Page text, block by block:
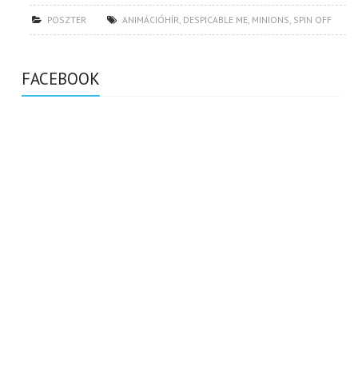
POSZTER ANIMÁCIÓHÍR, DESPICABLE ME, MINIONS, SPIN OFF
FACEBOOK